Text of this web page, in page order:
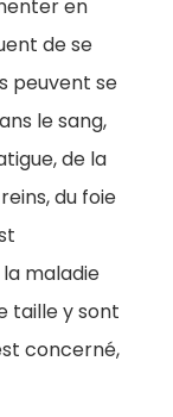
en
de se
peuvent se
le sang,
de la
du foie
maladie
taille y sont
concerné,